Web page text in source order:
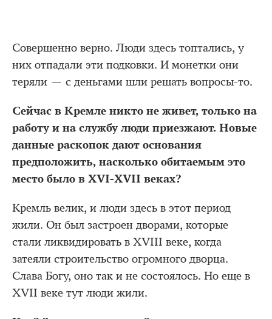
Совершенно верно. Люди здесь топтались, у
них отпадали эти подковки. И монетки они
теряли — с деньгами шли решать вопросы-то.
Сейчас в Кремле никто не живет, только на
работу и на службу люди приезжают. Новые
данные раскопок дают основания
предположить, насколько обитаемым это
место было в XVI-XVII веках?
Кремль велик, и люди здесь в этот период
жили. Он был застроен дворами, которые
стали ликвидировать в XVIII веке, когда
затеяли строительство огромного дворца.
Слава Богу, оно так и не состоялось. Но еще в
XVII веке тут люди жили.